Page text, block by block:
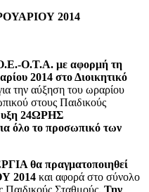
2014
Ο.Τ.Α. με αφορμή τη
2014 στο Διοικητικό
την αύξηση του ωραρίου
στους Παιδικούς
24ΩΡΗΣ
το προσωπικό των
θα πραγματοποιηθεί
2014 και αφορά στο σύνολο